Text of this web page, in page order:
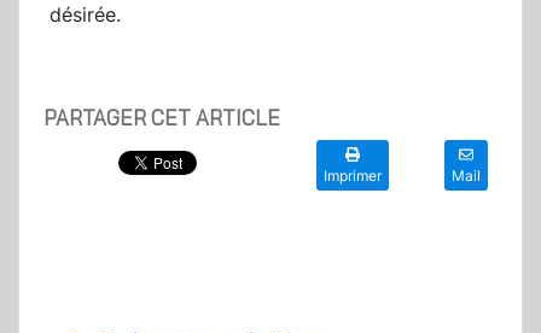
désirée.
PARTAGER CET ARTICLE
Imprimer Mail